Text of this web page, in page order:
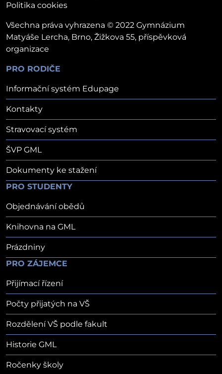
PRO RODIČE
Informační systém Edupage
Kontakty
Stravovací systém
ŠVP GML
Dokumenty ke stažení
PRO STUDENTY
Objednávání obědů
Knihovna na GML
Prázdniny
PRO ZÁJEMCE
Přijímací řízení
Počty přijatých na VŠ
Rozdělení VŠ podle fakult
Historie GML
Ročenky školy
Politika cookies
Všechna práva vyhrazena © 2022 Gymnázium
Matyáše Lercha, Brno, Žižkova 55, příspěvková
organizace